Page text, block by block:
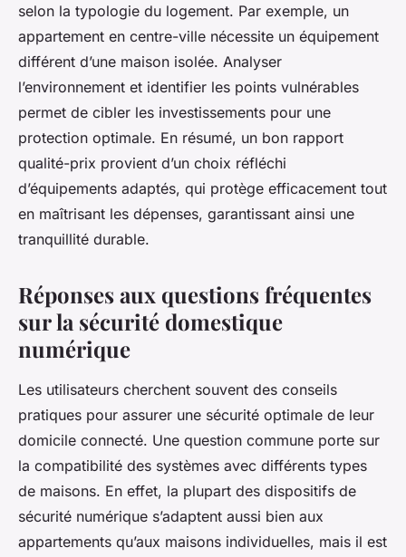
selon la typologie du logement. Par exemple, un
appartement en centre-ville nécessite un équipement
différent d’une maison isolée. Analyser
l’environnement et identifier les points vulnérables
permet de cibler les investissements pour une
protection optimale. En résumé, un bon rapport
qualité-prix provient d’un choix réfléchi
d’équipements adaptés, qui protège efficacement tout
en maîtrisant les dépenses, garantissant ainsi une
tranquillité durable.
Réponses aux questions fréquentes
sur la sécurité domestique
numérique
Les utilisateurs cherchent souvent des conseils
pratiques pour assurer une sécurité optimale de leur
domicile connecté. Une question commune porte sur
la compatibilité des systèmes avec différents types
de maisons. En effet, la plupart des dispositifs de
sécurité numérique s’adaptent aussi bien aux
appartements qu’aux maisons individuelles, mais il est